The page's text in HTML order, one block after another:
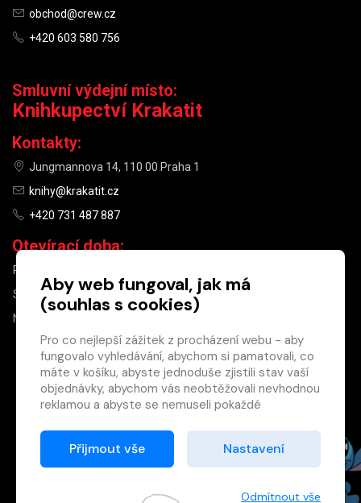
×
Máte u nás již
registrovaný
účet?
Registrací získáte slevu
na zboží ve výši 15 %
obchod@crew.cz
+420 603 580 756
Smluvní výdejní místo:
Knihkupectví Krakatit
Kontakty:
Jungmannova 14, 110 00 Praha 1
knihy@krakatit.cz
+420 731 487 887
Otevírací doba:
PO–PÁ
SO
10:00–13:00
NE
Aby web fungoval, jak má
(souhlas s cookies)
Pro co nejlepší zážitek z procházení webu - aby
fungovalo vyhledávání, abychom si pamatovali, co
máte v košíku, abyste jednoduše zjistili stav vaší
objednávky, abychom vás neobtěžovali nevhodnou
reklamou a abyste se nemuseli pokaždé
Proto od vás potřebujeme souhlas se
zpracováním souborů cookies
Děkujeme, že nám ho dáte a pomůžete nám tak
Přijmout vše Nastavení
Odmítnout vše